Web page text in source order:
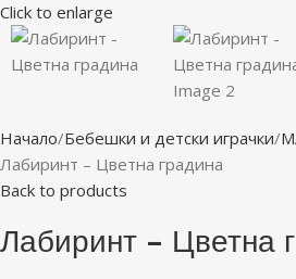
Click to enlarge
Начало Бебешки и детски играчки
Лабиринт – Цветна градина
Back to products
Лабиринт – Цветна